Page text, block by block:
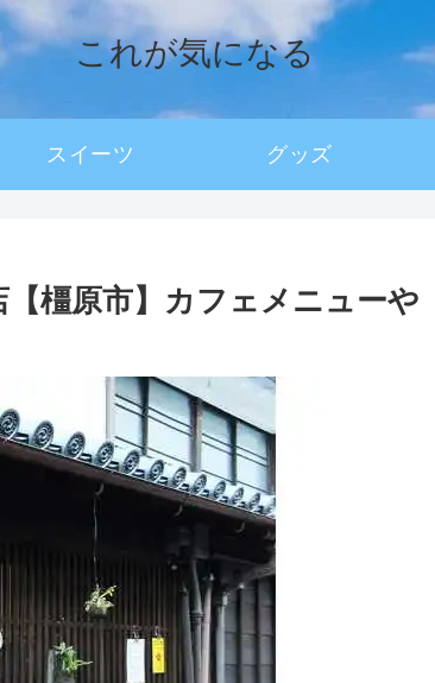
これが気になる
スイーツ グッズ
橿原市】カフェメニューや